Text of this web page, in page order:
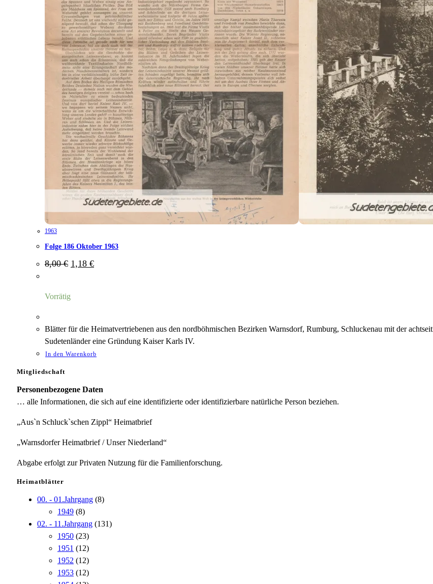
1963
Folge 186 Oktober 1963
8,00€ Ursprünglicher
Preis
1,18 €Aktueller
Preis
Vorrätig
Blätter für die Heimatvertriebenen aus den nordböhmischen Bezirken Warnsdorf, Rumburg, Schluckenau mit der
Sudetenländer eine Gründung Kaiser Karls IV.
In den Warenkorb
Mitgliedschaft
Personenbezogene Daten
… alle Informationen, die sich auf eine identifizierte oder identifizierbare natürliche Person beziehen.
„Aus`n Schluck`schen Zippl“ Heimatbrief
„Warnsdorfer Heimatbrief / Unser Niederland“
Abgabe erfolgt zur Privaten Nutzung für die Familienforschung.
Heimatblätter
00. - 01.Jahrgang (8)
1949 (8)
02. - 11.Jahrgang (131)
1950 (23)
1951 (12)
1952 (12)
1953 (12)